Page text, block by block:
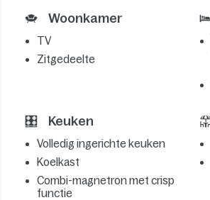
Woonkamer
TV
Zitgedeelte
Keuken
Volledig ingerichte keuken
Koelkast
Combi-magnetron met crisp
functie